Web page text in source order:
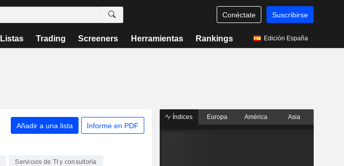
Conéctate Suscribirse
Listas Trading Screeners Herramientas Rankings Edición España
Añadir a una lista Informe en PDF
Servicios de TI y consultoría
Índices Europa América Asia